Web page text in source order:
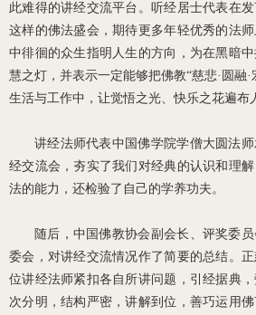
此难得的讲经交流平台。听经居士代表在
这样的佛法盛会，期待更多年轻优秀的法
中徘徊的众生指明人生的方向，为在黑暗
慧之灯，并表示一定能够把佛教“慈悲·圆融
生活与工作中，让觉悟之光、快乐之花遍布
讲经法师代表中国佛学院学僧大圆法
经交流会，夯实了我们对经典的认识和理
法的能力，还检验了自己的学养功夫。
随后，中国佛教协会副会长、评奖委
委会，对讲经交流情况作了简要的总结。
位讲经法师紧扣各自所讲问题，引经据典
次分明，结构严密，讲解到位，善巧运用